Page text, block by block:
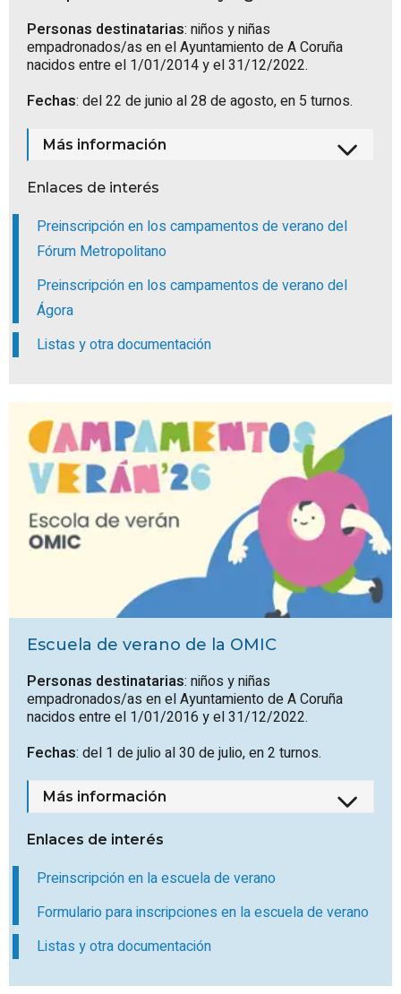
Personas destinatarias: niños y niñas
empadronados/as en el Ayuntamiento de A Coruña
nacidos entre el 1/01/2014 y el 31/12/2022.
Fechas: del 22 de junio al 28 de agosto, en 5 turnos.
Más información
Enlaces de interés
Preinscripción en los campamentos de verano del
Fórum Metropolitano
Preinscripción en los campamentos de verano del
Ágora
Listas y otra documentación
Escuela de verano de la OMIC
Personas destinatarias: niños y niñas
empadronados/as en el Ayuntamiento de A Coruña
nacidos entre el 1/01/2016 y el 31/12/2022.
Fechas: del 1 de julio al 30 de julio, en 2 turnos.
Más información
Enlaces de interés
Preinscripción en la escuela de verano
Formulario para inscripciones en la escuela de verano
Listas y otra documentación